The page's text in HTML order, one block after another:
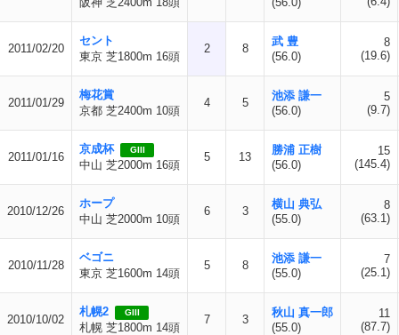
2011/02/20
セント
東京 芝1800m 16頭
2 8
武 豊
(56.0)
8
(19.6)
2011/01/29
梅花賞
京都 芝2400m 10頭
4 5
池添 謙一
(56.0)
5
(9.7)
2011/01/16
京成杯 GIII
中山 芝2000m 16頭
5 13
勝浦 正樹
(56.0)
15
(145.4)
2010/12/26
ホープ
中山 芝2000m 10頭
6 3
横山 典弘
(55.0)
8
(63.1)
2010/11/28
ベゴニ
東京 芝1600m 14頭
5 8
池添 謙一
(55.0)
7
(25.1)
2010/10/02
札幌2 GIII
札幌 芝1800m 14頭
7 3
秋山 真一郎
(55.0)
11
(87.7)